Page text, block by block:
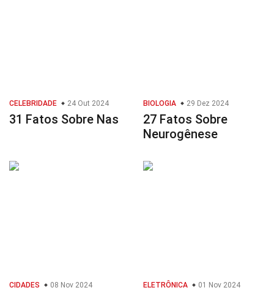
CELEBRIDADE 24 Out 2024
31 Fatos Sobre Nas
BIOLOGIA 29 Dez 2024
27 Fatos Sobre
Neurogênese
CIDADES 08 Nov 2024 ELETRÔNICA 01 Nov 2024